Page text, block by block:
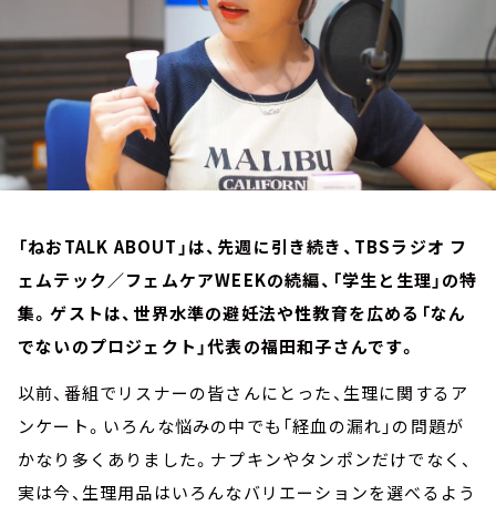
「ねおTALK ABOUT」は、先週に引き続き、TBSラジオ フ
ェムテック／フェムケアWEEKの続編、「学生と生理」の特
集。ゲストは、世界水準の避妊法や性教育を広める「なん
でないのプロジェクト」代表の福田和子さんです。
以前、番組でリスナーの皆さんにとった、生理に関するア
ンケート。いろんな悩みの中でも「経血の漏れ」の問題が
かなり多くありました。ナプキンやタンポンだけでなく、
実は今、生理用品はいろんなバリエーションを選べるよう